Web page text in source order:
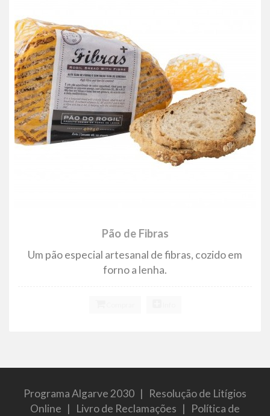
Pão de Fibras
Um pão especial artesanal de fibras, cozido em
forno a lenha.
Programa Algarve 2030 | Resolução de Litígios
Online | Livro de Reclamações | Política de